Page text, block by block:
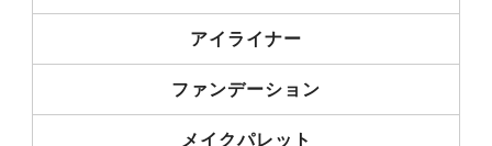
アイライナー
ファンデーション
メイクパレット